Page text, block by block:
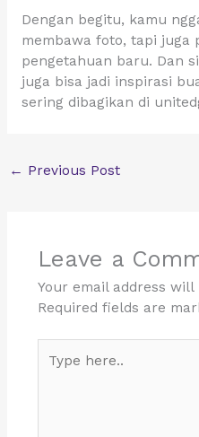
Dengan begitu, kamu
membawa foto, tapi juga
pengetahuan baru. Dan
juga bisa jadi inspirasi
sering dibagikan di
← Previous Post
Leave a
Your email address
Required fields are
here..